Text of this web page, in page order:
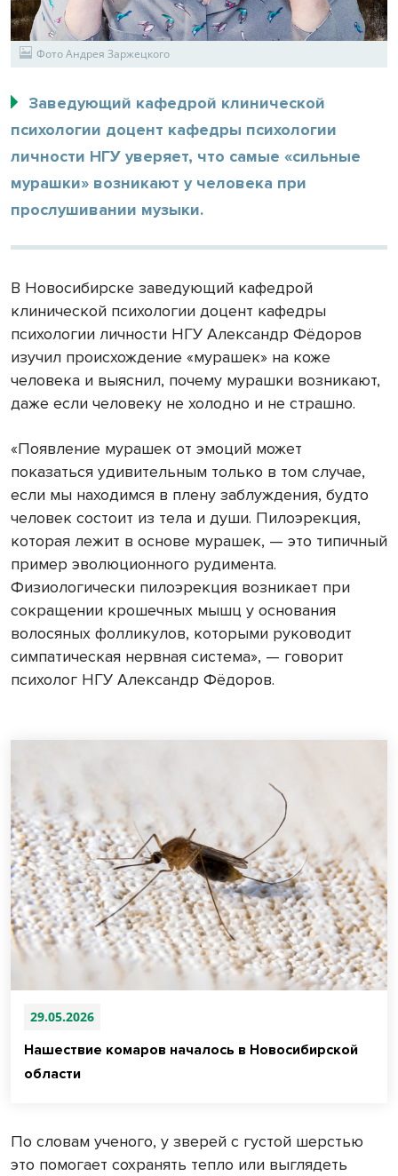
Фото Андрея Заржецкого
Заведующий кафедрой клинической
психологии доцент кафедры психологии
личности НГУ уверяет, что самые «сильные
мурашки» возникают у человека при
прослушивании музыки.
В Новосибирске заведующий кафедрой
клинической психологии доцент кафедры
психологии личности НГУ Александр Фёдоров
изучил происхождение «мурашек» на коже
человека и выяснил, почему мурашки возникают,
даже если человеку не холодно и не страшно.
«Появление мурашек от эмоций может
показаться удивительным только в том случае,
если мы находимся в плену заблуждения, будто
человек состоит из тела и души. Пилоэрекция,
которая лежит в основе мурашек, — это типичный
пример эволюционного рудимента.
Физиологически пилоэрекция возникает при
сокращении крошечных мышц у основания
волосяных фолликулов, которыми руководит
симпатическая нервная система», — говорит
психолог НГУ Александр Фёдоров.
29.05.2026
Нашествие комаров началось в Новосибирской
области
По словам ученого, у зверей с густой шерстью
это помогает сохранять тепло или выглядеть